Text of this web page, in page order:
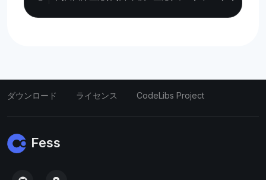
ダウンロード ライセンス CodeLibs Project
Fess